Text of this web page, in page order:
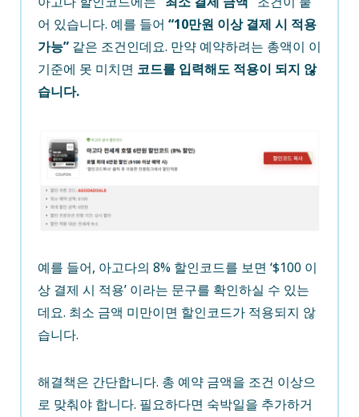
어 있습니다. 예를 들어 “10만원 이상 결제 시 적용
가능” 같은 조건인데요. 만약 예약하려는 총액이 이
기준에 못 미치면 코드를 입력해도 적용이 되지 않
습니다.
예를 들어, 아고다의 8% 할인코드를 보면 ‘$100 이
상 결제 시 적용’ 이라는 문구를 확인하실 수 있는
데요. 최소 금액 미만이면 할인코드가 적용되지 않
습니다.
해결책은 간단합니다. 총 예약 금액을 조건 이상으
로 맞춰야 합니다. 필요하다면 숙박일을 추가하거